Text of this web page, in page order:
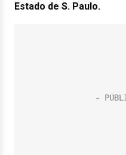
Estado de S. Paulo.